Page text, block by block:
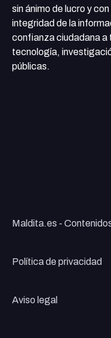
sin ánimo de lucro y
integridad de la
confianza ciudadana a
tecnología,
públicas.
Maldita.es -
Política de privacidad
Aviso legal